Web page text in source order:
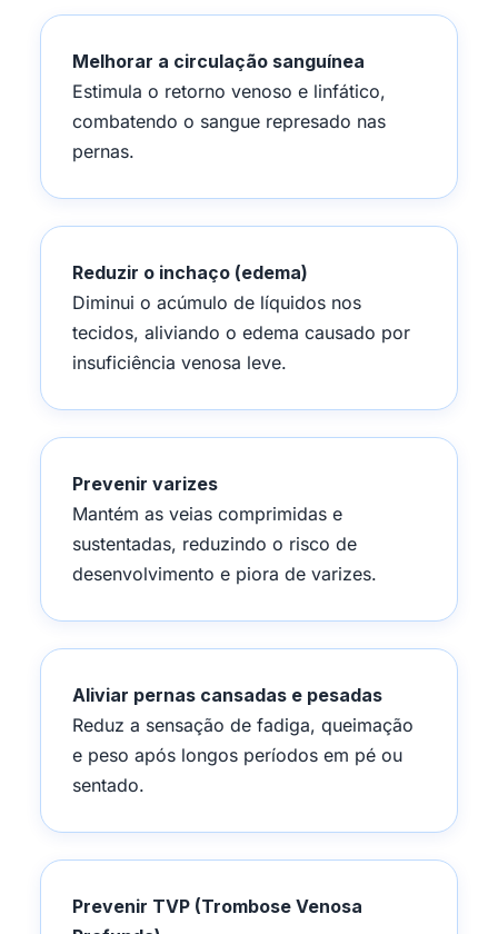
Melhorar a circulação sanguínea
Estimula o retorno venoso e linfático,
combatendo o sangue represado nas
pernas.
Reduzir o inchaço (edema)
Diminui o acúmulo de líquidos nos
tecidos, aliviando o edema causado por
insuficiência venosa leve.
Prevenir varizes
Mantém as veias comprimidas e
sustentadas, reduzindo o risco de
desenvolvimento e piora de varizes.
Aliviar pernas cansadas e pesadas
Reduz a sensação de fadiga, queimação
e peso após longos períodos em pé ou
sentado.
Prevenir TVP (Trombose Venosa